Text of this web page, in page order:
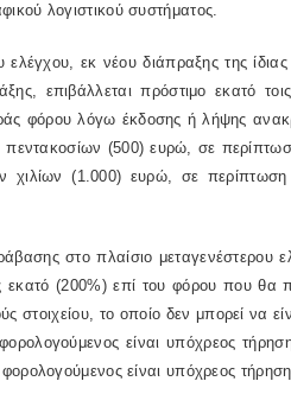
λογιστικού συστήματος.
εκ νέου διάπραξης της
επιβάλλεται πρόστιμο εκατό
φόρου λόγω έκδοσης ή λήψης
πεντακοσίων (500) ευρώ, σε
χιλίων (1.000) ευρώ, σε
στο πλαίσιο μεταγενέστερου
εκατό (200%) επί του φόρου που
το οποίο δεν μπορεί να
είναι υπόχρεος
είναι υπόχρεος